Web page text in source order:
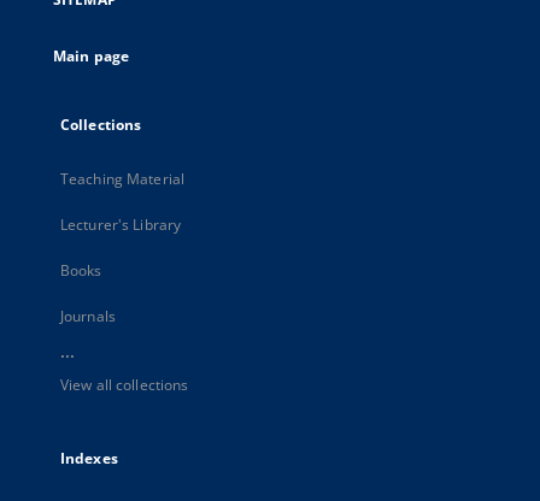
Main page
Collections
Teaching Material
Lecturer's Library
Books
Journals
...
View all collections
Indexes